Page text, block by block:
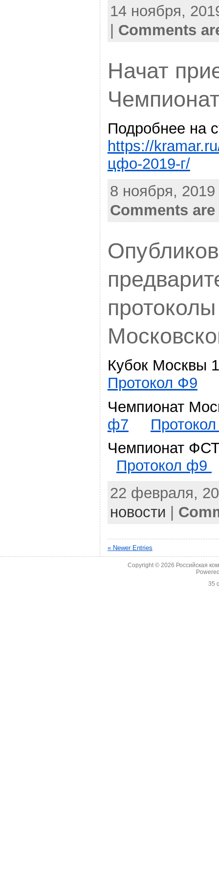
14 ноября,
Comments
Начат
Подробнее на
https://
цфо-2019-г/
8 ноября,
Comments
Кубок Москвы
Протокол Ф9
Чемпионат
ф7
Чемпионат
Протокол ф9
22 февраля,
новости
« Newer Entries
Copyright © 2026 Российская
35